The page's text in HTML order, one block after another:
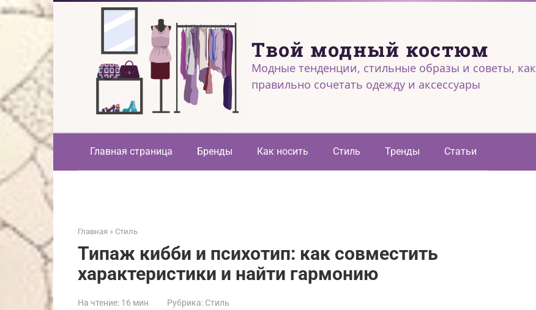
Перейти
Твой модный костюм
Модные тенденции, стильные образы и советы, как
правильно сочетать одежду и аксессуары
Главная страница Бренды Как носить Стиль Тренды Статьи
Главная » Стиль
Типаж кибби и психотип: как совместить
характеристики и найти гармонию
На чтение: 16 мин Рубрика: Стиль